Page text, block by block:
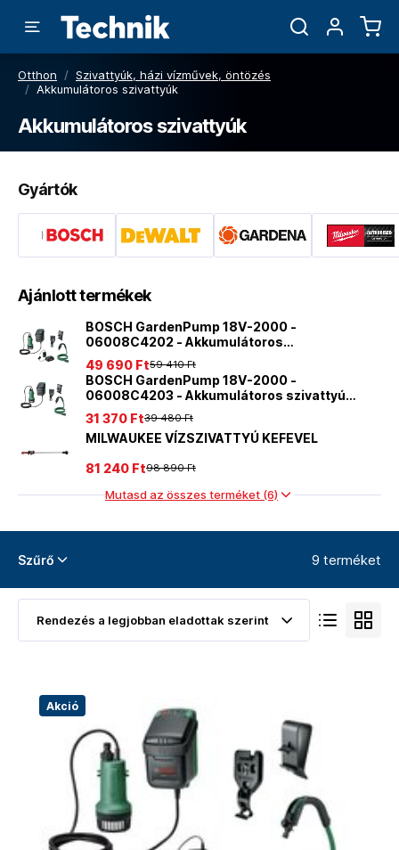
Otthon / Szivattyúk, házi vízművek, öntözés
/ Akkumulátoros szivattyúk
Akkumulátoros szivattyúk
Gyártók
Ajánlott termékek
BOSCH GardenPump 18V-2000 -
06008C4202 - Akkumulátoros
esővízszivattyúk
59 410 Ft
49 690 Ft
BOSCH GardenPump 18V-2000 -
06008C4203 - Akkumulátoros szivattyú
esővízhez - akkumulátor és töltő nélkül
39 480 Ft
31 370 Ft
MILWAUKEE VÍZSZIVATTYÚ KEFEVEL
98 890 Ft
81 240 Ft
Mutasd az összes terméket (6)
Szűrő 9 terméket
Akció